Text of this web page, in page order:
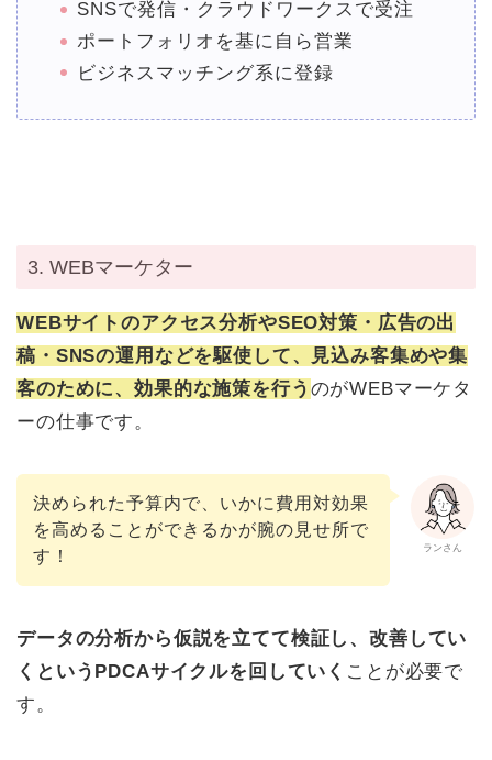
SNSで発信・クラウドワークスで受注
ポートフォリオを基に自ら営業
ビジネスマッチング系に登録
3. WEBマーケター
WEBサイトのアクセス分析やSEO対策・広告の出
稿・SNSの運用などを駆使して、見込み客集めや集
客のために、効果的な施策を行う のがWEBマーケタ
ーの仕事です。
ランさん
決められた予算内で、いかに費用対効果
を高めることができるかが腕の見せ所で
す！
データの分析から仮説を立てて検証し、改善してい
くというPDCAサイクルを回していく ことが必要で
す。